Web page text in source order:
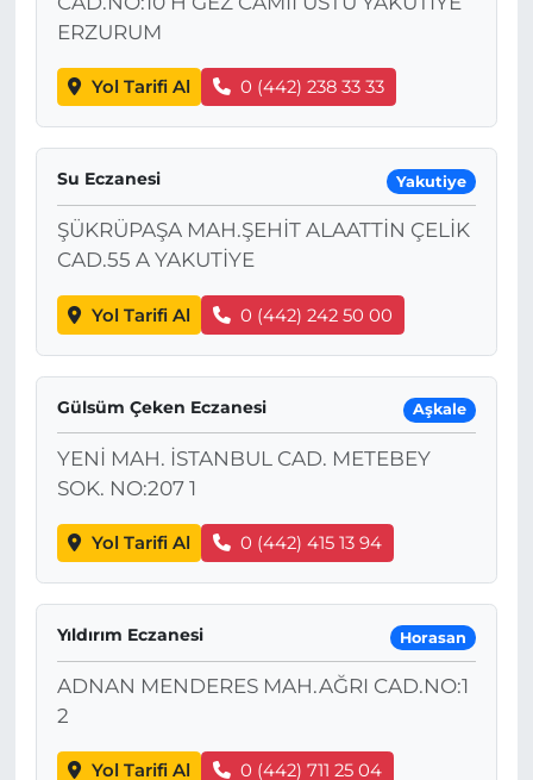
ERZURUM
Yol Tarifi Al 0 (442) 238 33 33
Su Eczanesi Yakutiye
ŞÜKRÜPAŞA MAH.ŞEHİT ALAATTİN ÇELİK
CAD.55 A YAKUTİYE
Yol Tarifi Al 0 (442) 242 50 00
Gülsüm Çeken Eczanesi Aşkale
YENİ MAH. İSTANBUL CAD. METEBEY
SOK. NO:207 1
Yol Tarifi Al 0 (442) 415 13 94
Yıldırım Eczanesi Horasan
ADNAN MENDERES MAH.AĞRI CAD.NO:1
2
Yol Tarifi Al 0 (442) 711 25 04